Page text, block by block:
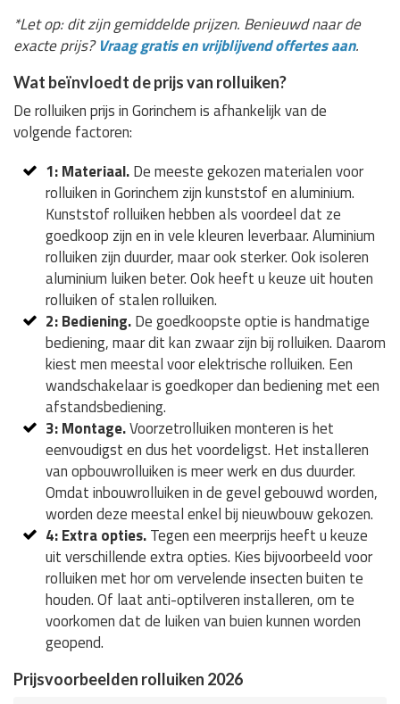
*Let op: dit zijn gemiddelde prijzen. Benieuwd naar de
exacte prijs?Vraag gratis en vrijblijvend offertes aan.
Wat beïnvloedt de prijs van rolluiken?
De rolluiken prijs in Gorinchem is afhankelijk van de
volgende factoren:
1: Materiaal.De meeste gekozen materialen voor
rolluiken in Gorinchem zijn kunststof en aluminium.
Kunststof rolluiken hebben als voordeel dat ze
goedkoop zijn en in vele kleuren leverbaar. Aluminium
rolluiken zijn duurder, maar ook sterker. Ook isoleren
aluminium luiken beter. Ook heeft u keuze uit houten
rolluiken of stalen rolluiken.
2: Bediening.De goedkoopste optie is handmatige
bediening, maar dit kan zwaar zijn bij rolluiken. Daarom
kiest men meestal voor elektrische rolluiken. Een
wandschakelaar is goedkoper dan bediening met een
afstandsbediening.
3: Montage.Voorzetrolluiken monteren is het
eenvoudigst en dus het voordeligst. Het installeren
van opbouwrolluiken is meer werk en dus duurder.
Omdat inbouwrolluiken in de gevel gebouwd worden,
worden deze meestal enkel bij nieuwbouw gekozen.
4: Extra opties.Tegen een meerprijs heeft u keuze
uit verschillende extra opties. Kies bijvoorbeeld voor
rolluiken met hor om vervelende insecten buiten te
houden. Of laat anti-optilveren installeren, om te
voorkomen dat de luiken van buien kunnen worden
geopend.
Prijsvoorbeelden rolluiken 2026